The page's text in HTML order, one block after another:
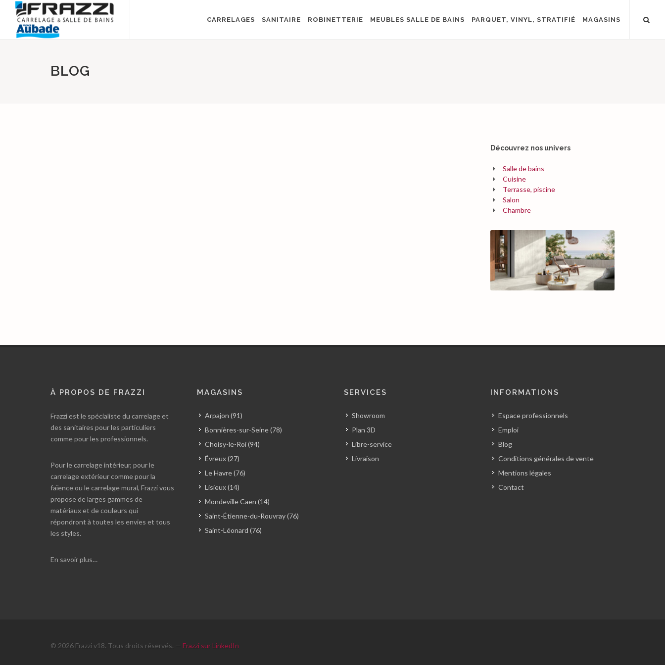
CARRELAGES SANITAIRE ROBINETTERIE MEUBLES SALLE DE BAINS PARQUET, VINYL, STRATIFIÉ MAGASINS
BLOG
Découvrez nos univers
Salle de bains
Cuisine
Terrasse, piscine
Salon
Chambre
À PROPOS DE FRAZZI
Frazzi est le spécialiste du carrelage et
des sanitaires pour les particuliers
comme pour les professionnels.
Pour le carrelage intérieur, pour le
carrelage extérieur comme pour la
faïence ou le carrelage mural, Frazzi vous
propose de larges gammes de
matériaux et de couleurs qui
répondront à toutes les envies et tous
les styles.
En savoir plus…
MAGASINS
Arpajon (91)
Bonnières-sur-Seine (78)
Choisy-le-Roi (94)
Évreux (27)
Le Havre (76)
Lisieux (14)
Mondeville Caen (14)
Saint-Étienne-du-Rouvray (76)
Saint-Léonard (76)
SERVICES
Showroom
Plan 3D
Libre-service
Livraison
INFORMATIONS
Espace professionnels
Emploi
Blog
Conditions générales de vente
Mentions légales
Contact
© 2026 Frazzi v18. Tous droits réservés. — Frazzi sur LinkedIn